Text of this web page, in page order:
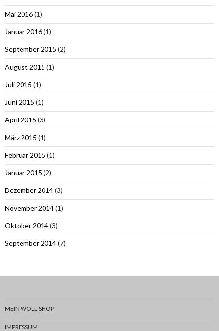
Mai 2016(1)
Januar 2016(1)
September 2015 (2)
August 2015 (1)
Juli 2015 (1)
Juni 2015 (1)
April 2015 (3)
März 2015 (1)
Februar 2015 (1)
Januar 2015 (2)
Dezember 2014(3)
November 2014(1)
Oktober 2014(3)
September 2014(7)
MEIN WOLL-SHOP
IMPRESSUM